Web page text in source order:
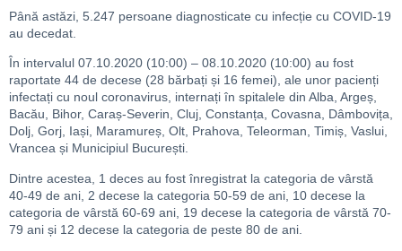
Până astăzi, 5.247 persoane diagnosticate cu infecție cu COVID-19
au decedat.
În intervalul 07.10.2020 (10:00) – 08.10.2020 (10:00) au fost
raportate 44 de decese (28 bărbați și 16 femei), ale unor pacienți
infectați cu noul coronavirus, internați în spitalele din Alba, Argeș,
Bacău, Bihor, Caraș-Severin, Cluj, Constanța, Covasna, Dâmbovița,
Dolj, Gorj, Iași, Maramureș, Olt, Prahova, Teleorman, Timiș, Vaslui,
Vrancea și Municipiul București.
Dintre acestea, 1 deces au fost înregistrat la categoria de vârstă
40-49 de ani, 2 decese la categoria 50-59 de ani, 10 decese la
categoria de vârstă 60-69 ani, 19 decese la categoria de vârstă 70-
79 ani și 12 decese la categoria de peste 80 de ani.